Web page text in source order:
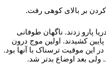
کردن بر بالای کوهی رفت.
پارو زدند. ناگهان طوفانی
کشیدند. اولین موج درون
موقیت ترسناک با آنها بود.
ولی بعد اوضاع بدتر شد.